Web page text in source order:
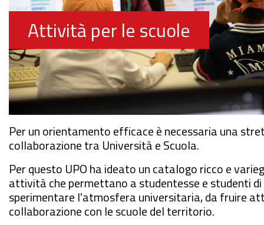
Attività per le scuole
Per un orientamento efficace è necessaria una
collaborazione tra Università e Scuola.
Per questo UPO ha ideato un catalogo ricco e
attività che permettano a studentesse e studenti di
sperimentare l'atmosfera universitaria, da fruire
collaborazione con le scuole del territorio.